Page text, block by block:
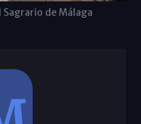
de Málaga